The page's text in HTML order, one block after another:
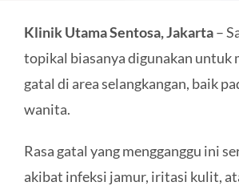
Klinik Utama Sentosa, Jakarta–
topikal biasanya digunakan untuk
gatal di area selangkangan, baik
wanita.
Rasa gatal yang mengganggu ini
akibat infeksi jamur, iritasi kulit,